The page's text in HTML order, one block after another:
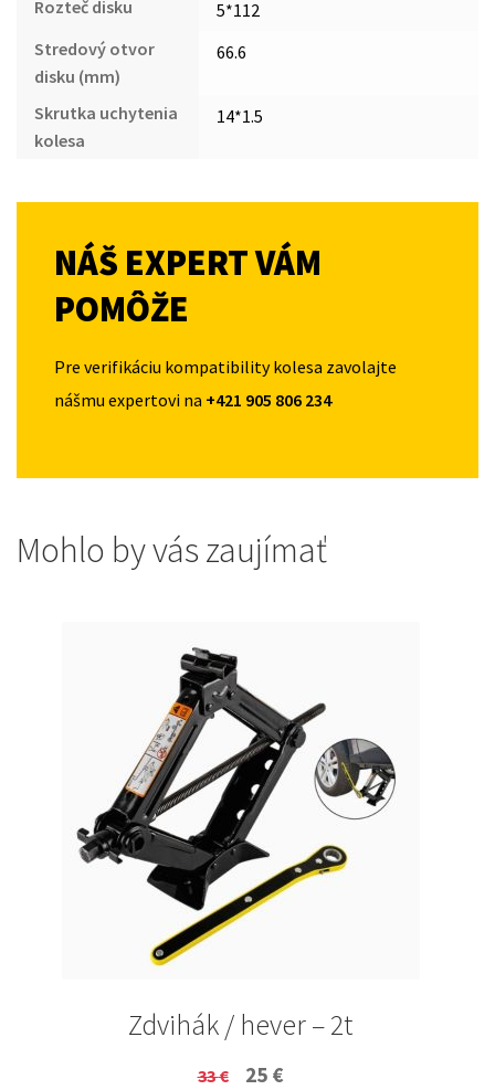
Rozteč disku
5*112
Stredový otvor
disku (mm)
66.6
Skrutka uchytenia
kolesa
14*1.5
NÁŠ EXPERT VÁM
POMÔŽE
Pre verifikáciu kompatibility kolesa zavolajte
nášmu expertovi na +421 905 806 234
Mohlo by vás zaujímať
Zdvihák / hever – 2t
33€
Original
25 €